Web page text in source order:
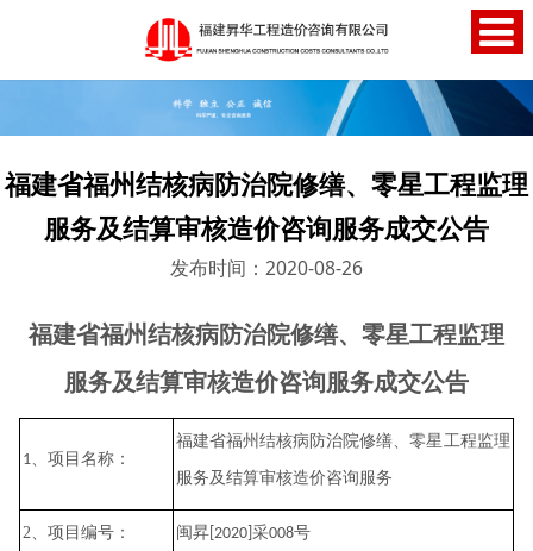
福建省福州结核病防治院修缮、零星工程监理
服务及结算审核造价咨询服务成交公告
发布时间：2020-08-26
福建省福州结核病防治院修缮、零星工程监理
服务及结算审核造价咨询服务成交公告
1、项目名称：
福建省福州结核病防治院修缮、零星工程监理
服务及结算审核造价咨询服务
2、项目编号： 闽昇[2020] 采008号